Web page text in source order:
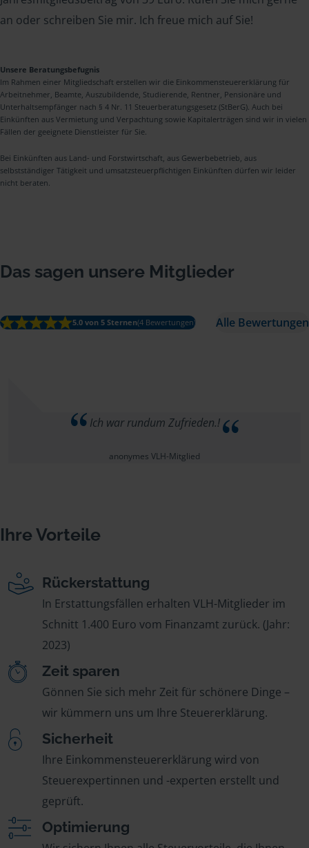
an oder schreiben Sie mir. Ich freue mich auf Sie!
Unsere Beratungsbefugnis
Im Rahmen einer Mitgliedschaft erstellen wir die Einkommensteuererklärung für
Arbeitnehmer, Beamte, Auszubildende, Studierende, Rentner, Pensionäre und
Unterhaltsempfänger nach § 4 Nr. 11 Steuerberatungsgesetz (StBerG). Auch bei
Einkünften aus Vermietung und Verpachtung sowie Kapitalerträgen sind wir in vielen
Fällen der geeignete Dienstleister für Sie.
Bei Einkünften aus Land- und Forstwirtschaft, aus Gewerbebetrieb, aus
selbstständiger Tätigkeit und umsatzsteuerpflichtigen Einkünften dürfen wir leider
nicht beraten.
Das sagen unsere Mitglieder
5.0 von 5 Sternen(4 Bewertungen) Alle Bewertungen
Ich war rundum Zufrieden.!
anonymes VLH-Mitglied
Ihre Vorteile
Rückerstattung
In Erstattungsfällen erhalten VLH-Mitglieder im
Schnitt 1.400 Euro vom Finanzamt zurück. (Jahr:
2023)
Zeit sparen
Gönnen Sie sich mehr Zeit für schönere Dinge –
wir kümmern uns um Ihre Steuererklärung.
Sicherheit
Ihre Einkommensteuererklärung wird von
Steuerexpertinnen und -experten erstellt und
geprüft.
Optimierung